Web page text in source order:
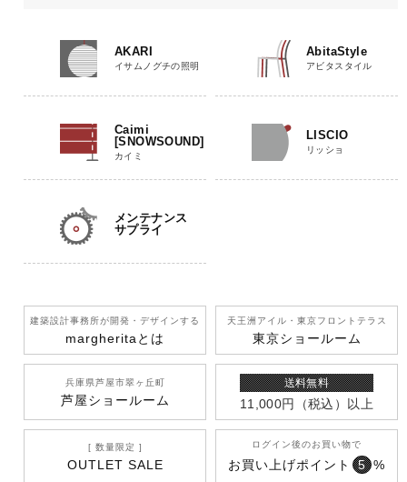
AKARI
イサムノグチの照明
AbitaStyle
アビタスタイル
Caimi
[SNOWSOUND]
カイミ
LISCIO
リッショ
メンテナンス
サプライ
建築設計事務所が開発 ・デザインする
margherita とは
天王洲アイル ・東京フロントテラス
東京ショールーム
兵庫県芦屋市翠ヶ丘町
芦屋ショールーム
送料無料
11,000円 （税込） 以上
[ 数量限定 ]
OUTLET SALE
ログイン後のお買い物で
お買い上げポイント 5 %